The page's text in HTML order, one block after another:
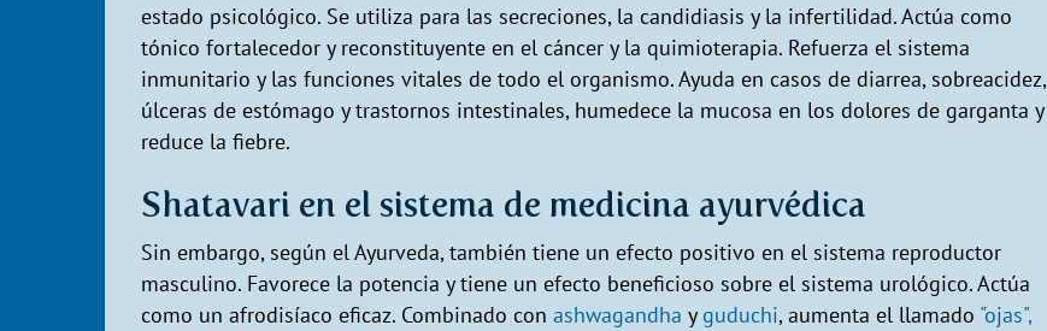
estado psicológico. Se utiliza para las secreciones, la candidiasis y la infertilidad. Actúa como
tónico fortalecedor y reconstituyente en el cáncer y la quimioterapia. Refuerza el sistema
inmunitario y las funciones vitales de todo el organismo. Ayuda en casos de diarrea, sobreacidez,
úlceras de estómago y trastornos intestinales, humedece la mucosa en los dolores de garganta y
reduce la fiebre.
Shatavari en el sistema de medicina ayurvédica
Sin embargo, según el Ayurveda, también tiene un efecto positivo en el sistema reproductor
masculino. Favorece la potencia y tiene un efecto beneficioso sobre el sistema urológico. Actúa
como un afrodisíaco eficaz. Combinado con ashwagandha y guduchi, aumenta el llamado "ojas",